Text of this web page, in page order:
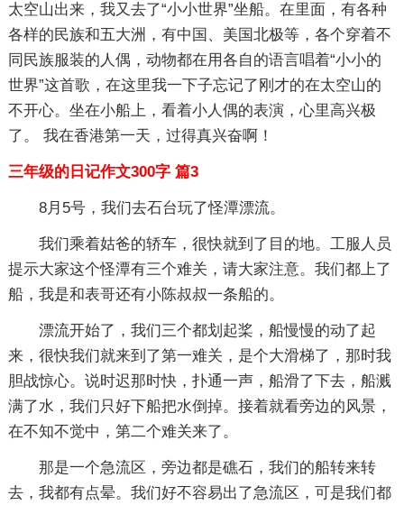
太空山出来，我又去了“小小世界”坐船。在里面，有各种
各样的民族和五大洲，有中国、美国北极等，各个穿着不
同民族服装的人偶，动物都在用各自的语言唱着“小小的
世界”这首歌，在这里我一下子忘记了刚才的在太空山的
不开心。坐在小船上，看着小人偶的表演，心里高兴极
了。 我在香港第一天，过得真兴奋啊！
三年级的日记作文300字 篇3
8月5号，我们去石台玩了怪潭漂流。
我们乘着姑爸的轿车，很快就到了目的地。工服人员
提示大家这个怪潭有三个难关，请大家注意。我们都上了
船，我是和表哥还有小陈叔叔一条船的。
漂流开始了，我们三个都划起桨，船慢慢的动了起
来，很快我们就来到了第一难关，是个大滑梯了，那时我
胆战惊心。说时迟那时快，扑通一声，船滑了下去，船溅
满了水，我们只好下船把水倒掉。接着就看旁边的风景，
在不知不觉中，第二个难关来了。
那是一个急流区，旁边都是礁石，我们的船转来转
去，我都有点晕。我们好不容易出了急流区，可是我们都